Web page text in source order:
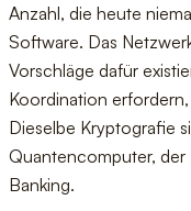
Anzahl, die heute
Software. Das
Vorschläge dafür
Koordination
Dieselbe Kryptografie
Quantencomputer,
Banking.